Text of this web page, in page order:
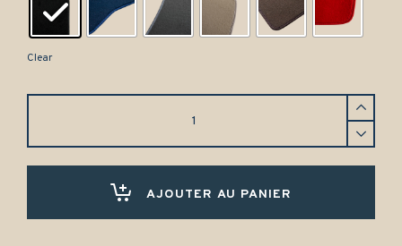
Clear
AJOUTER AU PANIER